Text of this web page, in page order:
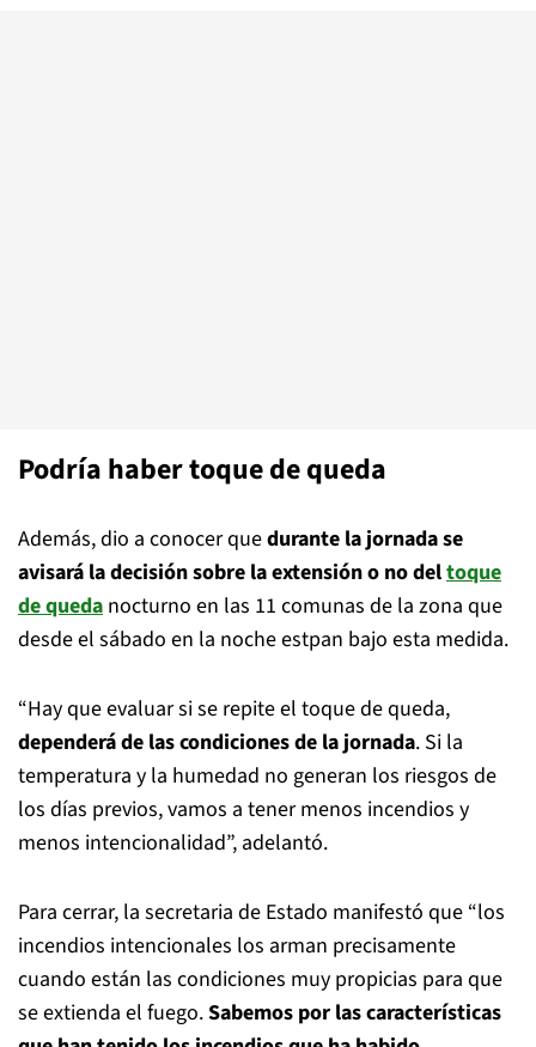
Podría haber toque de queda
Además, dio a conocer quedurante la jornada se
avisará la decisión sobre la extensión o no deltoque
de queda nocturno en las 11 comunas de la zona que
desde el sábado en la noche estpan bajo esta medida.
“Hay que evaluar si se repite el toque de queda,
dependerá de las condiciones de la jornada. Si la
temperatura y la humedad no generan los riesgos de
los días previos, vamos a tener menos incendios y
menos intencionalidad”, adelantó.
Para cerrar, la secretaria de Estado manifestó que “los
incendios intencionales los arman precisamente
cuando están las condiciones muy propicias para que
se extienda el fuego.Sabemos por las características